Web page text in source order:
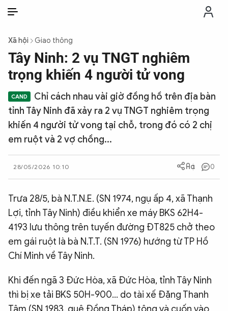
THỜI SỰ
CHỐNG DIỄN BIẾN HÒA BÌNH
CÔNG AN TRONG LÒNG DÂN
PHÁP LUẬT
CÔNG NGHỆ
QUỐC TẾ
VĂN HÓA - THỂ THAO
BẠN ĐỌC & CAND
Xã hội Giao thông
Tây Ninh: 2 vụ TNGT nghiêm
trọng khiến 4 người tử vong
Chỉ cách nhau vài giờ đồng hồ trên địa bàn
tỉnh Tây Ninh đã xảy ra 2 vụ TNGT nghiêm trọng
khiến 4 người tử vong tại chỗ, trong đó có 2 chị
em ruột và 2 vợ chồng...
28/05/2026 10:10 0
Trưa 28/5, bà N.T.N.E. (SN 1974, ngụ ấp 4, xã Thạnh
Lợi, tỉnh Tây Ninh) điều khiển xe máy BKS 62H4-
4193 lưu thông trên tuyến đường ĐT825 chở theo
em gái ruột là bà N.T.T. (SN 1976) hướng từ TP Hồ
Chí Minh về Tây Ninh.
Khi đến ngã 3 Đức Hòa, xã Đức Hòa, tỉnh Tây Ninh
thì bị xe tải BKS 50H-900... do tài xế Đặng Thanh